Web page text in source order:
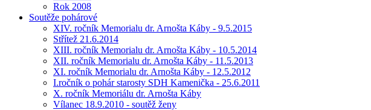
Rok 2008
Soutěže pohárové
XIV. ročník Memorialu dr. Arnošta Káby - 9.5.2015
Střítež 21.6.2014
XIII. ročník Memorialu dr. Arnošta Káby - 10.5.2014
XII. ročník Memorialu dr. Arnošta Káby - 11.5.2013
XI. ročník Memorialu dr. Arnošta Káby - 12.5.2012
I.ročník o pohár starosty SDH Kamenička - 25.6.2011
X. ročník Memoriálu dr. Arnošta Káby
Vílanec 18.9.2010 - soutěž ženy